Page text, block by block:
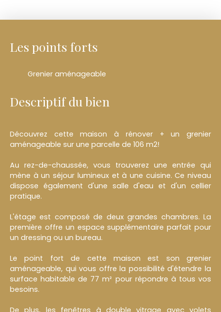
Les points forts
Grenier aménageable
Descriptif du bien
Découvrez cette maison à rénover + un grenier
aménageable sur une parcelle de 106 m2!
Au rez-de-chaussée, vous trouverez une entrée qui
mène à un séjour lumineux et à une cuisine. Ce niveau
dispose également d'une salle d'eau et d'un cellier
pratique.
L'étage est composé de deux grandes chambres. La
première offre un espace supplémentaire parfait pour
un dressing ou un bureau.
Le point fort de cette maison est son grenier
aménageable, qui vous offre la possibilité d'étendre la
surface habitable de 77 m² pour répondre à tous vos
besoins.
De plus, les fenêtres à double vitrage avec volets